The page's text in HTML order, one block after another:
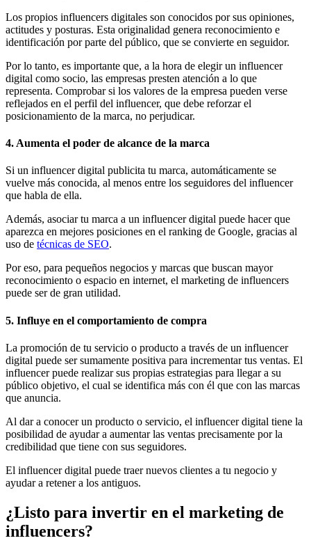
Los propios influencers digitales son conocidos por sus opiniones,
actitudes y posturas. Esta originalidad genera reconocimiento e
identificación por parte del público, que se convierte en seguidor.
Por lo tanto, es importante que, a la hora de elegir un influencer
digital como socio, las empresas presten atención a lo que
representa. Comprobar si los valores de la empresa pueden verse
reflejados en el perfil del influencer, que debe reforzar el
posicionamiento de la marca, no perjudicar.
4. Aumenta el poder de alcance de la marca
Si un influencer digital publicita tu marca, automáticamente se
vuelve más conocida, al menos entre los seguidores del influencer
que habla de ella.
Además, asociar tu marca a un influencer digital puede hacer que
aparezca en mejores posiciones en el ranking de Google, gracias al
uso de técnicas de SEO.
Por eso, para pequeños negocios y marcas que buscan mayor
reconocimiento o espacio en internet, el marketing de influencers
puede ser de gran utilidad.
5. Influye en el comportamiento de compra
La promoción de tu servicio o producto a través de un influencer
digital puede ser sumamente positiva para incrementar tus ventas. El
influencer puede realizar sus propias estrategias para llegar a su
público objetivo, el cual se identifica más con él que con las marcas
que anuncia.
Al dar a conocer un producto o servicio, el influencer digital tiene la
posibilidad de ayudar a aumentar las ventas precisamente por la
credibilidad que tiene con sus seguidores.
El influencer digital puede traer nuevos clientes a tu negocio y
ayudar a retener a los antiguos.
¿Listo para invertir en el marketing de
influencers?